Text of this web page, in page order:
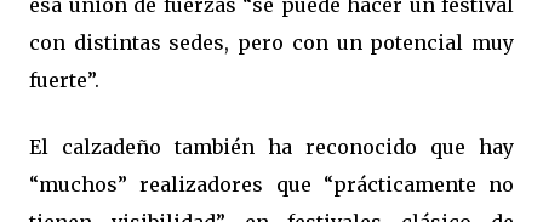
esa unión de fuerzas “se puede hacer un festival
con distintas sedes, pero con un potencial muy
fuerte”.
El calzadeño también ha reconocido que hay
“muchos” realizadores que “prácticamente no